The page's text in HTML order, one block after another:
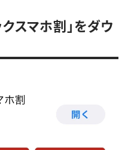
スマホ割」をダウ